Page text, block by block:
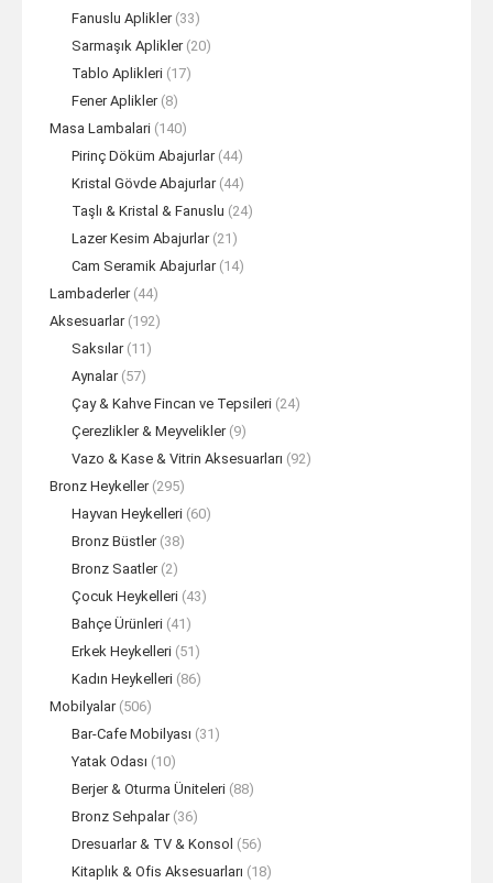
Fanuslu Aplikler (33)
Sarmaşık Aplikler (20)
Tablo Aplikleri (17)
Fener Aplikler (8)
Masa Lambalari (140)
Pirinç Döküm Abajurlar (44)
Kristal Gövde Abajurlar (44)
Taşlı & Kristal & Fanuslu (24)
Lazer Kesim Abajurlar (21)
Cam Seramik Abajurlar (14)
Lambaderler (44)
Aksesuarlar (192)
Saksılar (11)
Aynalar (57)
Çay & Kahve Fincan ve Tepsileri (24)
Çerezlikler & Meyvelikler (9)
Vazo & Kase & Vitrin Aksesuarları (92)
Bronz Heykeller (295)
Hayvan Heykelleri (60)
Bronz Büstler (38)
Bronz Saatler (2)
Çocuk Heykelleri (43)
Bahçe Ürünleri (41)
Erkek Heykelleri (51)
Kadın Heykelleri (86)
Mobilyalar (506)
Bar-Cafe Mobilyası (31)
Yatak Odası (10)
Berjer & Oturma Üniteleri (88)
Bronz Sehpalar (36)
Dresuarlar & TV & Konsol (56)
Kitaplık & Ofis Aksesuarları (18)